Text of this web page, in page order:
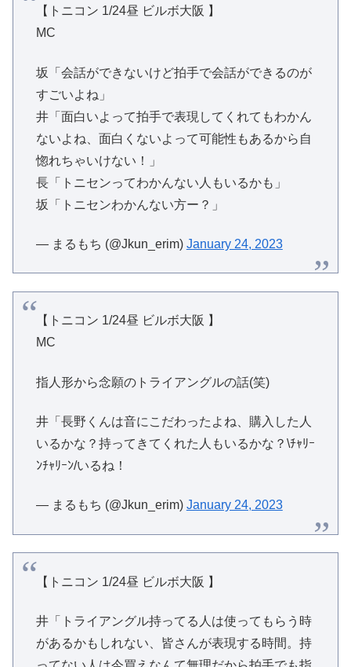
【トニコン 1/24昼 ビルボ大阪 】
MC
坂「会話ができないけど拍手で会話ができるのが
すごいよね」
井「面白いよって拍手で表現してくれてもわかん
ないよね、面白くないよって可能性もあるから自
惚れちゃいけない！」
長「トニセンってわかんない人もいるかも」
坂「トニセンわかんない方ー？」
— まるもち (@Jkun_erim) January 24, 2023
【トニコン 1/24昼 ビルボ大阪 】
MC
指人形から念願のトライアングルの話(笑)
井「長野くんは音にこだわったよね、購入した人
いるかな？持ってきてくれた人もいるかな？\ﾁｬﾘｰ
ﾝﾁｬﾘｰﾝ/いるね！
— まるもち (@Jkun_erim) January 24, 2023
【トニコン 1/24昼 ビルボ大阪 】
井「トライアングル持ってる人は使ってもらう時
があるかもしれない、皆さんが表現する時間。持